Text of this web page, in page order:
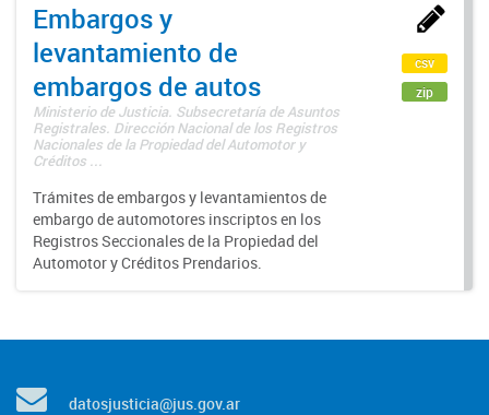
Embargos y
levantamiento de
embargos de autos
Ministerio de Justicia. Subsecretaría de Asuntos
Registrales. Dirección Nacional de los Registros
Nacionales de la Propiedad del Automotor y
Créditos ...
Trámites de embargos y levantamientos de
embargo de automotores inscriptos en los
Registros Seccionales de la Propiedad del
Automotor y Créditos Prendarios.
csv
zip
datosjusticia@jus.gov.ar